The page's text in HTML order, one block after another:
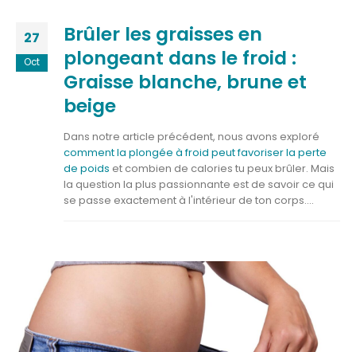
27
Oct
Brûler les graisses en
plongeant dans le froid :
Graisse blanche, brune et
beige
Dans notre article précédent, nous avons exploré
comment la plongée à froid peut favoriser la perte
de poids et combien de calories tu peux brûler. Mais
la question la plus passionnante est de savoir ce qui
se passe exactement à l'intérieur de ton corps....